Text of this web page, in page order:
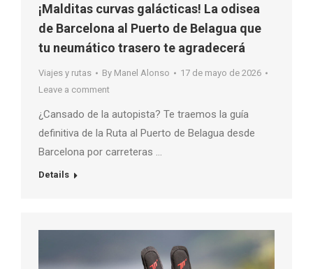
¡Malditas curvas galácticas! La odisea
de Barcelona al Puerto de Belagua que
tu neumático trasero te agradecerá
Viajes y rutas By Manel Alonso
17 de mayo de 2026
Leave a comment
¿Cansado de la autopista? Te traemos la guía
definitiva de la Ruta al Puerto de Belagua desde
Barcelona por carreteras …
Details